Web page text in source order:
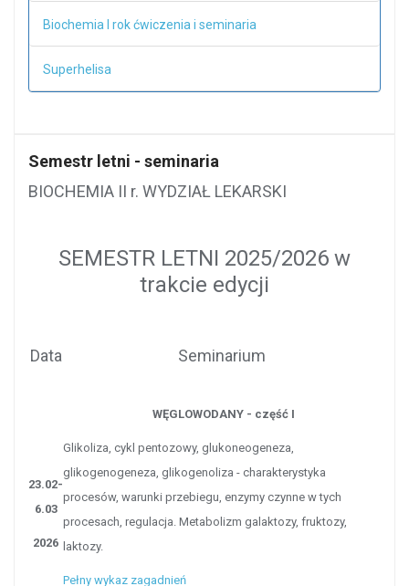
Biochemia I rok ćwiczenia i seminaria
Superhelisa
Semestr letni - seminaria
BIOCHEMIA II r. WYDZIAŁ LEKARSKI
SEMESTR LETNI 2025/2026 w
trakcie edycji
Data Seminarium
23.02-
6.03
2026
WĘGLOWODANY - część I
Glikoliza, cykl pentozowy, glukoneogeneza,
glikogenogeneza, glikogenoliza - charakterystyka
procesów, warunki przebiegu, enzymy czynne w tych
procesach, regulacja. Metabolizm galaktozy, fruktozy,
laktozy.
Pełny wykaz zagadnień